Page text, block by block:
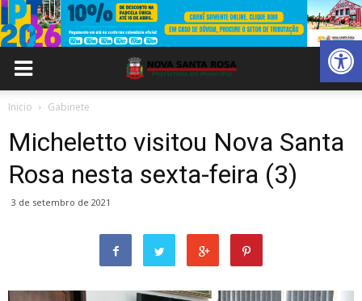
Abrir
Inicio Gabinete
Micheletto visitou Nova Santa
Rosa nesta sexta-feira (3)
3 de setembro de 2021